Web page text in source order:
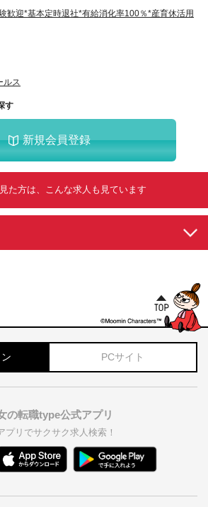
歓迎*基本定時退社*有給消化率100％*産育休活用
ルス
す
新規会員登録
た方は、こんな求人も見ています
PCサイト
の転職type公式アプリ
プリでサクサク求人検索！